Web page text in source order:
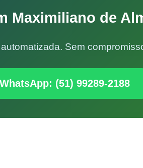
Maximiliano de
Sem
WhatsApp: (51) 99289-2188